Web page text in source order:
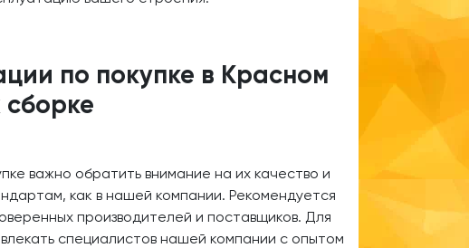
по покупке в Красном
сборке
важно обратить внимание на их качество и
как в нашей компании. Рекомендуется
производителей и поставщиков. Для
специалистов нашей компании с опытом